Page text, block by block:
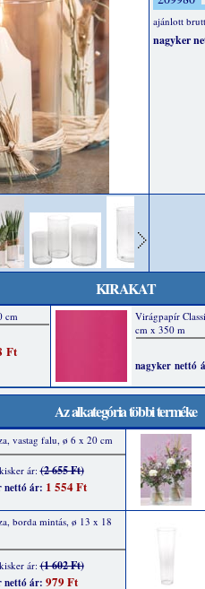
ajánlott
nagyker
KIRAKAT
Az alkategória többi terméke
vastag falu, ø 6 x 20 cm
ár:(2 655 Ft)
nettó ár: 1 554 Ft
borda mintás, ø 13 x 18
ár:(1 602 Ft)
nettó ár: 979 Ft